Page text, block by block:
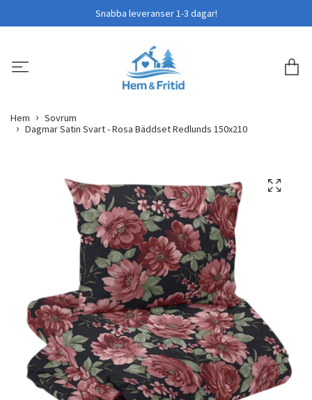
Snabba leveranser 1-3 dagar!
Hem
Sovrum
Dagmar Satin Svart - Rosa Bäddset Redlunds 150x210